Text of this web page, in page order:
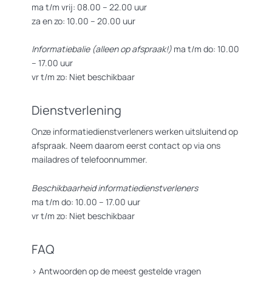
ma t/m vrij: 08.00 – 22.00 uur
za en zo: 10.00 – 20.00 uur
Informatiebalie (alleen op afspraak!) ma t/m do: 10.00
– 17.00 uur
vr t/m zo: Niet beschikbaar
Dienstverlening
Onze informatiedienstverleners werken uitsluitend op
afspraak. Neem daarom eerst contact op via ons
mailadres of telefoonnummer.
Beschikbaarheid informatiedienstverleners
ma t/m do: 10.00 – 17.00 uur
vr t/m zo: Niet beschikbaar
FAQ
> Antwoorden op de meest gestelde vragen